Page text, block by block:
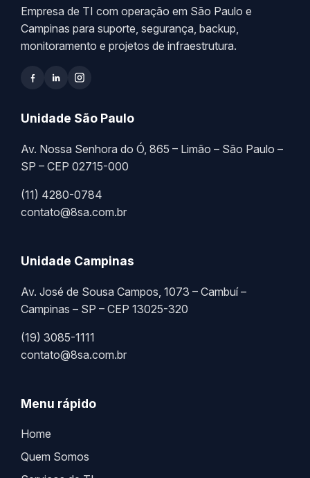
Empresa de TI com operação em São Paulo e
Campinas para suporte, segurança, backup,
monitoramento e projetos de infraestrutura.
Unidade São Paulo
Av. Nossa Senhora do Ó, 865 – Limão – São Paulo –
SP – CEP 02715-000
(11) 4280-0784
contato@8sa.com.br
Unidade Campinas
Av. José de Sousa Campos, 1073 – Cambuí –
Campinas – SP – CEP 13025-320
(19) 3085-1111
contato@8sa.com.br
Menu rápido
Home
Quem Somos